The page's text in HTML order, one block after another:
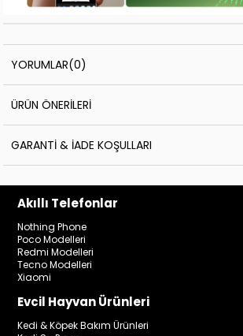
YORUMLAR(0)
ÜRÜN ÖNERILERI
GARANTI & İADE KOŞULLARI
Akıllı Telefonlar
Nothing Phone
Poco Modelleri
Redmi Modelleri
Tecno Modelleri
Xiaomi
Evcil Hayvan Ürünleri
Kedi & Köpek Bakım Ürünleri